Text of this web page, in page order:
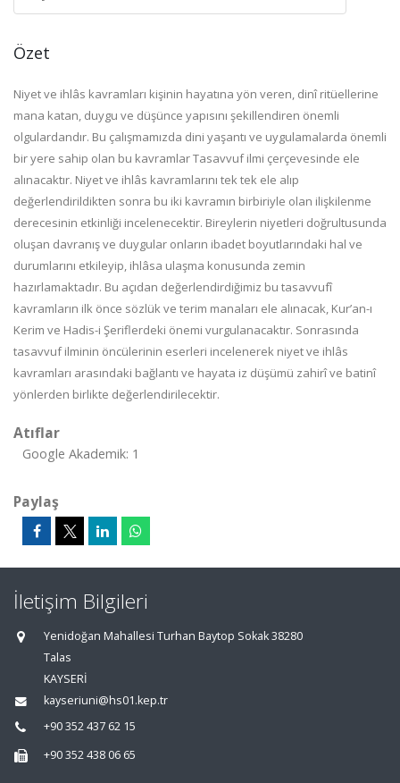
Özet
Niyet ve ihlâs kavramları kişinin hayatına yön veren, dinî ritüellerine
mana katan, duygu ve düşünce yapısını şekillendiren önemli
olgulardandır. Bu çalışmamızda dini yaşantı ve uygulamalarda önemli
bir yere sahip olan bu kavramlar Tasavvuf ilmi çerçevesinde ele
alınacaktır. Niyet ve ihlâs kavramlarını tek tek ele alıp
değerlendirildikten sonra bu iki kavramın birbiriyle olan ilişkilenme
derecesinin etkinliği incelenecektir. Bireylerin niyetleri doğrultusunda
oluşan davranış ve duygular onların ibadet boyutlarındaki hal ve
durumlarını etkileyip, ihlâsa ulaşma konusunda zemin
hazırlamaktadır. Bu açıdan değerlendirdiğimiz bu tasavvufî
kavramların ilk önce sözlük ve terim manaları ele alınacak, Kur’an-ı
Kerim ve Hadis-i Şeriflerdeki önemi vurgulanacaktır. Sonrasında
tasavvuf ilminin öncülerinin eserleri incelenerek niyet ve ihlâs
kavramları arasındaki bağlantı ve hayata iz düşümü zahirî ve batinî
yönlerden birlikte değerlendirilecektir.
Atıflar
Google Akademik: 1
Paylaş
İletişim Bilgileri
Yenidoğan Mahallesi Turhan Baytop Sokak 38280
Talas
KAYSERİ
kayseriuni@hs01.kep.tr
+90 352 437 62 15
+90 352 438 06 65